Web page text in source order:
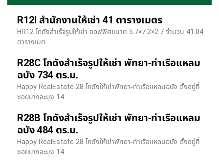
R12I สำนักงานให้เช่า 41 ตารางเมตร
HR12 โกดังสำเร็จรูปให้เช่า ออฟฟิศขนาด 5.7×7.2×2.7 จำนวน 41.04
ตารางเมต
R28C โกดังสำเร็จรูปให้เช่า พัทยา-ท่าเรือแหลม
ฉบัง 734 ตร.ม.
Happy RealEstate 28 โกดังให้เช่าพัทยา-ท่าเรือแหลมฉบัง ตั้งอยู่ที่
ซอยบางละมุง 14
R28B โกดังสำเร็จรูปให้เช่า พัทยา-ท่าเรือแหลม
ฉบัง 484 ตร.ม.
Happy RealEstate 28 โกดังให้เช่าพัทยา-ท่าเรือแหลมฉบัง ตั้งอยู่ที่
ซอยบางละมุง 14